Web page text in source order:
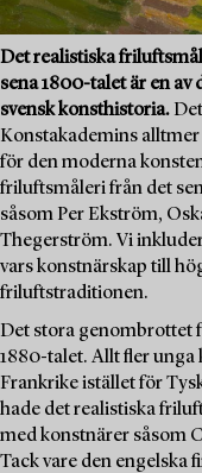
Det realistiska
sena 1800-talet är en
svensk konsthistoria.
Konstakademins
för den moderna
friluftsmåleri från det
såsom Per Ekström,
Thegerström. Vi
vars konstnärskap till
friluftstraditionen.
Det stora genombrottet
1880-talet. Allt fler unga
Frankrike istället för
hade det realistiska
med konstnärer såsom
Tack vare den